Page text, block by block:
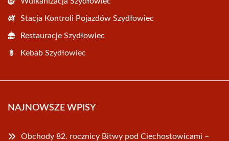
Stacja Kontroli Pojazdów Szydłowiec
Restauracje Szydłowiec
Kebab Szydłowiec
NAJNOWSZE WPISY
Obchody 82. rocznicy Bitwy pod Ciechostowicami –